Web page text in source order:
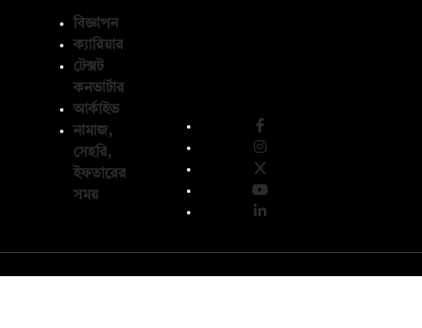
বিজ্ঞাপন
ক্যারিয়ার
টেক্সট
কনভার্টার
আর্কাইভ
নামাজ,
সেহরি,
ইফতারের
সময়